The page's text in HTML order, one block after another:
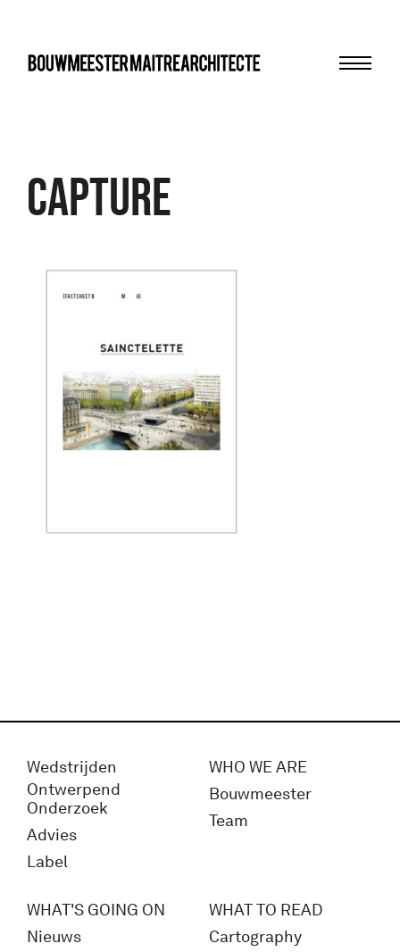
Capture
Wedstrijden
Ontwerpend
Onderzoek
Advies
Label
WHO WE ARE
Bouwmeester
Team
WHAT'S GOING ON
Nieuws
WHAT TO READ
Cartography